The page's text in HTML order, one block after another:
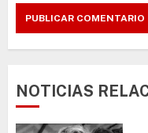
NOTICIAS